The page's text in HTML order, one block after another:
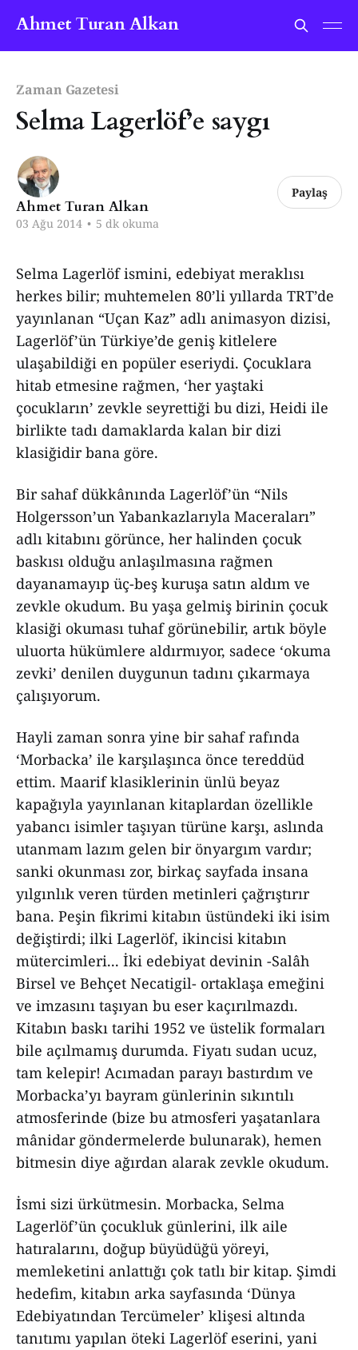
Ahmet Turan Alkan
Zaman Gazetesi
Selma Lagerlöf’e saygı
Ahmet Turan Alkan
03 Ağu 2014 • 5 dk okuma
Paylaş
Selma Lagerlöf ismini, edebiyat meraklısı
herkes bilir; muhtemelen 80’li yıllarda TRT’de
yayınlanan “Uçan Kaz” adlı animasyon dizisi,
Lagerlöf’ün Türkiye’de geniş kitlelere
ulaşabildiği en popüler eseriydi. Çocuklara
hitab etmesine rağmen, ‘her yaştaki
çocukların’ zevkle seyrettiği bu dizi, Heidi ile
birlikte tadı damaklarda kalan bir dizi
klasiğidir bana göre.
Bir sahaf dükkânında Lagerlöf’ün “Nils
Holgersson’un Yabankazlarıyla Maceraları”
adlı kitabını görünce, her halinden çocuk
baskısı olduğu anlaşılmasına rağmen
dayanamayıp üç-beş kuruşa satın aldım ve
zevkle okudum. Bu yaşa gelmiş birinin çocuk
klasiği okuması tuhaf görünebilir, artık böyle
uluorta hükümlere aldırmıyor, sadece ‘okuma
zevki’ denilen duygunun tadını çıkarmaya
çalışıyorum.
Hayli zaman sonra yine bir sahaf rafında
‘Morbacka’ ile karşılaşınca önce tereddüd
ettim. Maarif klasiklerinin ünlü beyaz
kapağıyla yayınlanan kitaplardan özellikle
yabancı isimler taşıyan türüne karşı, aslında
utanmam lazım gelen bir önyargım vardır;
sanki okunması zor, birkaç sayfada insana
yılgınlık veren türden metinleri çağrıştırır
bana. Peşin fikrimi kitabın üstündeki iki isim
değiştirdi; ilki Lagerlöf, ikincisi kitabın
mütercimleri... İki edebiyat devinin -Salâh
Birsel ve Behçet Necatigil- ortaklaşa emeğini
ve imzasını taşıyan bu eser kaçırılmazdı.
Kitabın baskı tarihi 1952 ve üstelik formaları
bile açılmamış durumda. Fiyatı sudan ucuz,
tam kelepir! Acımadan parayı bastırdım ve
Morbacka’yı bayram günlerinin sıkıntılı
atmosferinde (bize bu atmosferi yaşatanlara
mânidar göndermelerde bulunarak), hemen
bitmesin diye ağırdan alarak zevkle okudum.
İsmi sizi ürkütmesin. Morbacka, Selma
Lagerlöf’ün çocukluk günlerini, ilk aile
hatıralarını, doğup büyüdüğü yöreyi,
memleketini anlattığı çok tatlı bir kitap. Şimdi
hedefim, kitabın arka sayfasında ‘Dünya
Edebiyatından Tercümeler’ klişesi altında
tanıtımı yapılan öteki Lagerlöf eserini, yani